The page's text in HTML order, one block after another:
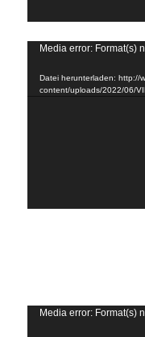
Video-
Media error: Format(s)
Datei herunterladen: http://
content/uploads/2022/06/
Video-
Media error: Format(s)